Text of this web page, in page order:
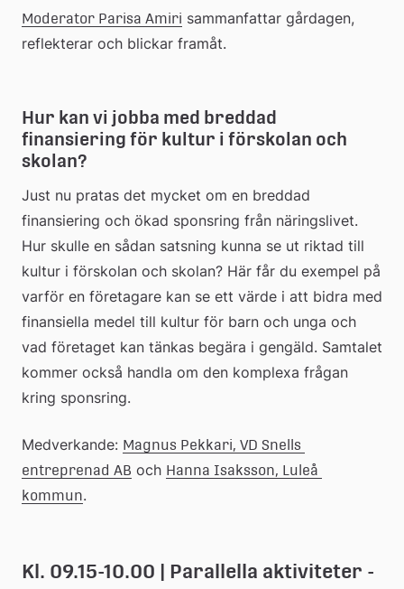
Moderator Parisa Amiri sammanfattar gårdagen,
reflekterar och blickar framåt.
Hur kan vi jobba med breddad
finansiering för kultur i förskolan och
skolan?
Just nu pratas det mycket om en breddad
finansiering och ökad sponsring från näringslivet.
Hur skulle en sådan satsning kunna se ut riktad till
kultur i förskolan och skolan? Här får du exempel på
varför en företagare kan se ett värde i att bidra med
finansiella medel till kultur för barn och unga och
vad företaget kan tänkas begära i gengäld. Samtalet
kommer också handla om den komplexa frågan
kring sponsring.
Medverkande: Magnus Pekkari, VD Snells
entreprenad AB och Hanna Isaksson, Luleå
kommun.
Kl. 09.15-10.00 | Parallella aktiviteter -